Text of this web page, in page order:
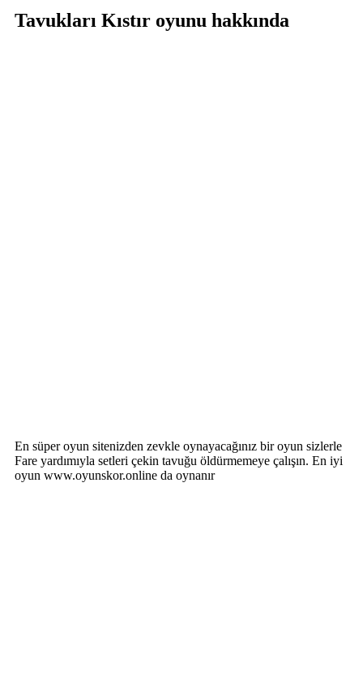
Tavukları Kıstır oyunu hakkında
En süper oyun sitenizden zevkle oynayacağınız bir oyun sizlerle
Fare yardımıyla setleri çekin tavuğu öldürmemeye çalışın. En iyi
oyun www.oyunskor.online da oynanır